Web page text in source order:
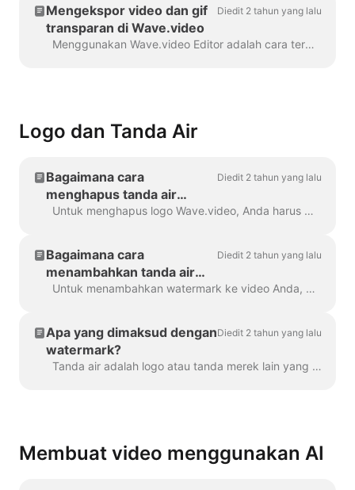
Mengekspor video dan gif
transparan di Wave.video
Diedit 2 tahun yang lalu
Menggunakan Wave.video Editor adalah cara termudah untuk membuat atau menyesuaikan elemen bermerek atau transparan untuk video Anda, hamparan khusus, sepertiga rendah atau video ...
Logo dan Tanda Air
Bagaimana cara
menghapus tanda air
Wave.video?
Diedit 2 tahun yang lalu
Untuk menghapus logo Wave.video, Anda harus memiliki salah satu paket kami. Semua paket dapat Anda periksa di sini . Di 'Proyek saya', klik pada tiga titik untuk membuka Play...
Bagaimana cara
menambahkan tanda air
saya sendiri ke video saya?
Diedit 2 tahun yang lalu
Untuk menambahkan watermark ke video Anda, buka langkah " Watermark " dan unggah gambar yang ingin Anda tampilkan sebagai watermark. Setelah Anda...
Apa yang dimaksud dengan
watermark?
Diedit 2 tahun yang lalu
Tanda air adalah logo atau tanda merek lain yang ditampilkan di seluruh video Anda. Dengan bantuan tanda air, Anda dapat memberi merek pada video Anda...
Membuat video menggunakan AI